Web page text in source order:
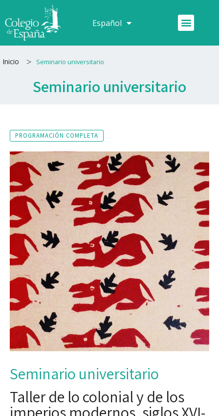
al
contenido
Español
Français Menú
Inicio > Seminario universitario
Seminario universitario
PROGRAMACIÓN COMPLETA
Seminario universitario
Taller de lo colonial y de los